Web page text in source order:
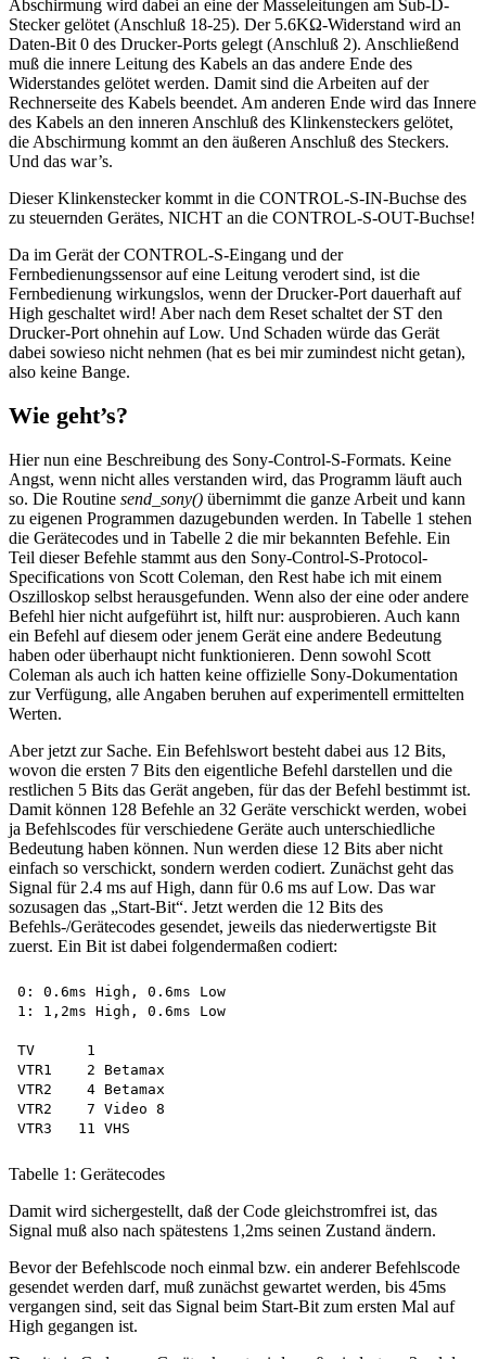
Abschirmung wird dabei an eine der Masseleitungen am Sub-D-
Stecker gelötet (Anschluß 18-25). Der 5.6KΩ-Widerstand wird an
Daten-Bit 0 des Drucker-Ports gelegt (Anschluß 2). Anschließend
muß die innere Leitung des Kabels an das andere Ende des
Widerstandes gelötet werden. Damit sind die Arbeiten auf der
Rechnerseite des Kabels beendet. Am anderen Ende wird das Innere
des Kabels an den inneren Anschluß des Klinkensteckers gelötet,
die Abschirmung kommt an den äußeren Anschluß des Steckers.
Und das war’s.
Dieser Klinkenstecker kommt in die CONTROL-S-IN-Buchse des
zu steuernden Gerätes, NICHT an die CONTROL-S-OUT-Buchse!
Da im Gerät der CONTROL-S-Eingang und der
Fernbedienungssensor auf eine Leitung verodert sind, ist die
Fernbedienung wirkungslos, wenn der Drucker-Port dauerhaft auf
High geschaltet wird! Aber nach dem Reset schaltet der ST den
Drucker-Port ohnehin auf Low. Und Schaden würde das Gerät
dabei sowieso nicht nehmen (hat es bei mir zumindest nicht getan),
also keine Bange.
Wie geht’s?
Hier nun eine Beschreibung des Sony-Control-S-Formats. Keine
Angst, wenn nicht alles verstanden wird, das Programm läuft auch
so. Die Routine send_sony() übernimmt die ganze Arbeit und kann
zu eigenen Programmen dazugebunden werden. In Tabelle 1 stehen
die Gerätecodes und in Tabelle 2 die mir bekannten Befehle. Ein
Teil dieser Befehle stammt aus den Sony-Control-S-Protocol-
Specifications von Scott Coleman, den Rest habe ich mit einem
Oszilloskop selbst herausgefunden. Wenn also der eine oder andere
Befehl hier nicht aufgeführt ist, hilft nur: ausprobieren. Auch kann
ein Befehl auf diesem oder jenem Gerät eine andere Bedeutung
haben oder überhaupt nicht funktionieren. Denn sowohl Scott
Coleman als auch ich hatten keine offizielle Sony-Dokumentation
zur Verfügung, alle Angaben beruhen auf experimentell ermittelten
Werten.
Aber jetzt zur Sache. Ein Befehlswort besteht dabei aus 12 Bits,
wovon die ersten 7 Bits den eigentliche Befehl darstellen und die
restlichen 5 Bits das Gerät angeben, für das der Befehl bestimmt ist.
Damit können 128 Befehle an 32 Geräte verschickt werden, wobei
ja Befehlscodes für verschiedene Geräte auch unterschiedliche
Bedeutung haben können. Nun werden diese 12 Bits aber nicht
einfach so verschickt, sondern werden codiert. Zunächst geht das
Signal für 2.4 ms auf High, dann für 0.6 ms auf Low. Das war
sozusagen das „Start-Bit“. Jetzt werden die 12 Bits des
Befehls-/Gerätecodes gesendet, jeweils das niederwertigste Bit
zuerst. Ein Bit ist dabei folgendermaßen codiert:
0: 0.6ms High, 0.6ms Low
1: 1,2ms High, 0.6ms Low
TV      1
VTR1    2 Betamax
VTR2    4 Betamax
VTR2    7 Video 8
Tabelle 1: Gerätecodes
Damit wird sichergestellt, daß der Code gleichstromfrei ist, das
Signal muß also nach spätestens 1,2ms seinen Zustand ändern.
Bevor der Befehlscode noch einmal bzw. ein anderer Befehlscode
gesendet werden darf, muß zunächst gewartet werden, bis 45ms
vergangen sind, seit das Signal beim Start-Bit zum ersten Mal auf
High gegangen ist.